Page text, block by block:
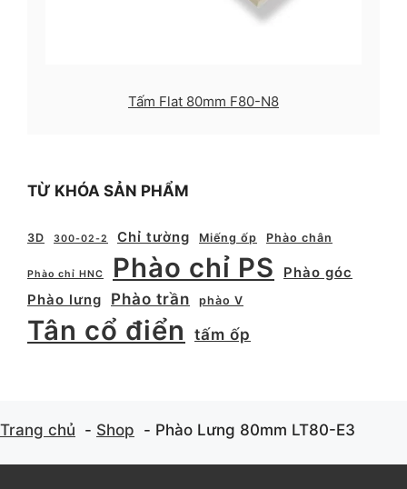
Tấm Flat 80mm F80-N8
TỪ KHÓA SẢN PHẨM
3D 300-02-2 Chỉ tường Miếng ốp Phào chân
Phào chỉ HNC Phào chỉ PS
Phào góc
Phào lưng
Phào trần phào V
Tân cổ điển tấm ốp
Trang chủ Shop Phào Lưng 80mm LT80-E3